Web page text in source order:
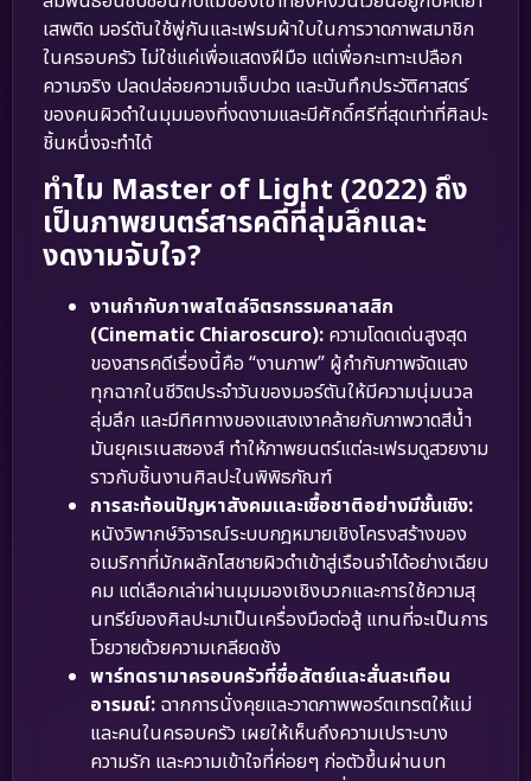
เสพติด มอร์ตันใช้พู่กันและเฟรมผ้าใบในการวาดภาพสมาชิก
ในครอบครัว ไม่ใช่แค่เพื่อแสดงฝีมือ แต่เพื่อกะเทาะเปลือก
ความจริง ปลดปล่อยความเจ็บปวด และบันทึกประวัติศาสตร์
ของคนผิวดำในมุมมองที่งดงามและมีศักดิ์ศรีที่สุดเท่าที่ศิลปะ
ชิ้นหนึ่งจะทำได้
ทำไม Master of Light (2022) ถึง
เป็นภาพยนตร์สารคดีที่ลุ่มลึกและ
งดงามจับใจ?
งานกำกับภาพสไตล์จิตรกรรมคลาสสิก
(Cinematic Chiaroscuro): ความโดดเด่นสูงสุด
ของสารคดีเรื่องนี้คือ “งานภาพ” ผู้กำกับภาพจัดแสง
ทุกฉากในชีวิตประจำวันของมอร์ตันให้มีความนุ่มนวล
ลุ่มลึก และมีทิศทางของแสงเงาคล้ายกับภาพวาดสีน้ำ
มันยุคเรเนสซองส์ ทำให้ภาพยนตร์แต่ละเฟรมดูสวยงาม
ราวกับชิ้นงานศิลปะในพิพิธภัณฑ์
การสะท้อนปัญหาสังคมและเชื้อชาติอย่างมีชั้นเชิง:
หนังวิพากษ์วิจารณ์ระบบกฎหมายเชิงโครงสร้างของ
อเมริกาที่มักผลักไสชายผิวดำเข้าสู่เรือนจำได้อย่างเฉียบ
คม แต่เลือกเล่าผ่านมุมมองเชิงบวกและการใช้ความสุ
นทรีย์ของศิลปะมาเป็นเครื่องมือต่อสู้ แทนที่จะเป็นการ
โวยวายด้วยความเกลียดชัง
พาร์ทดรามาครอบครัวที่ซื่อสัตย์และสั่นสะเทือน
อารมณ์: ฉากการนั่งคุยและวาดภาพพอร์ตเทรตให้แม่
และคนในครอบครัว เผยให้เห็นถึงความเปราะบาง
ความรัก และความเข้าใจที่ค่อยๆ ก่อตัวขึ้นผ่านบท